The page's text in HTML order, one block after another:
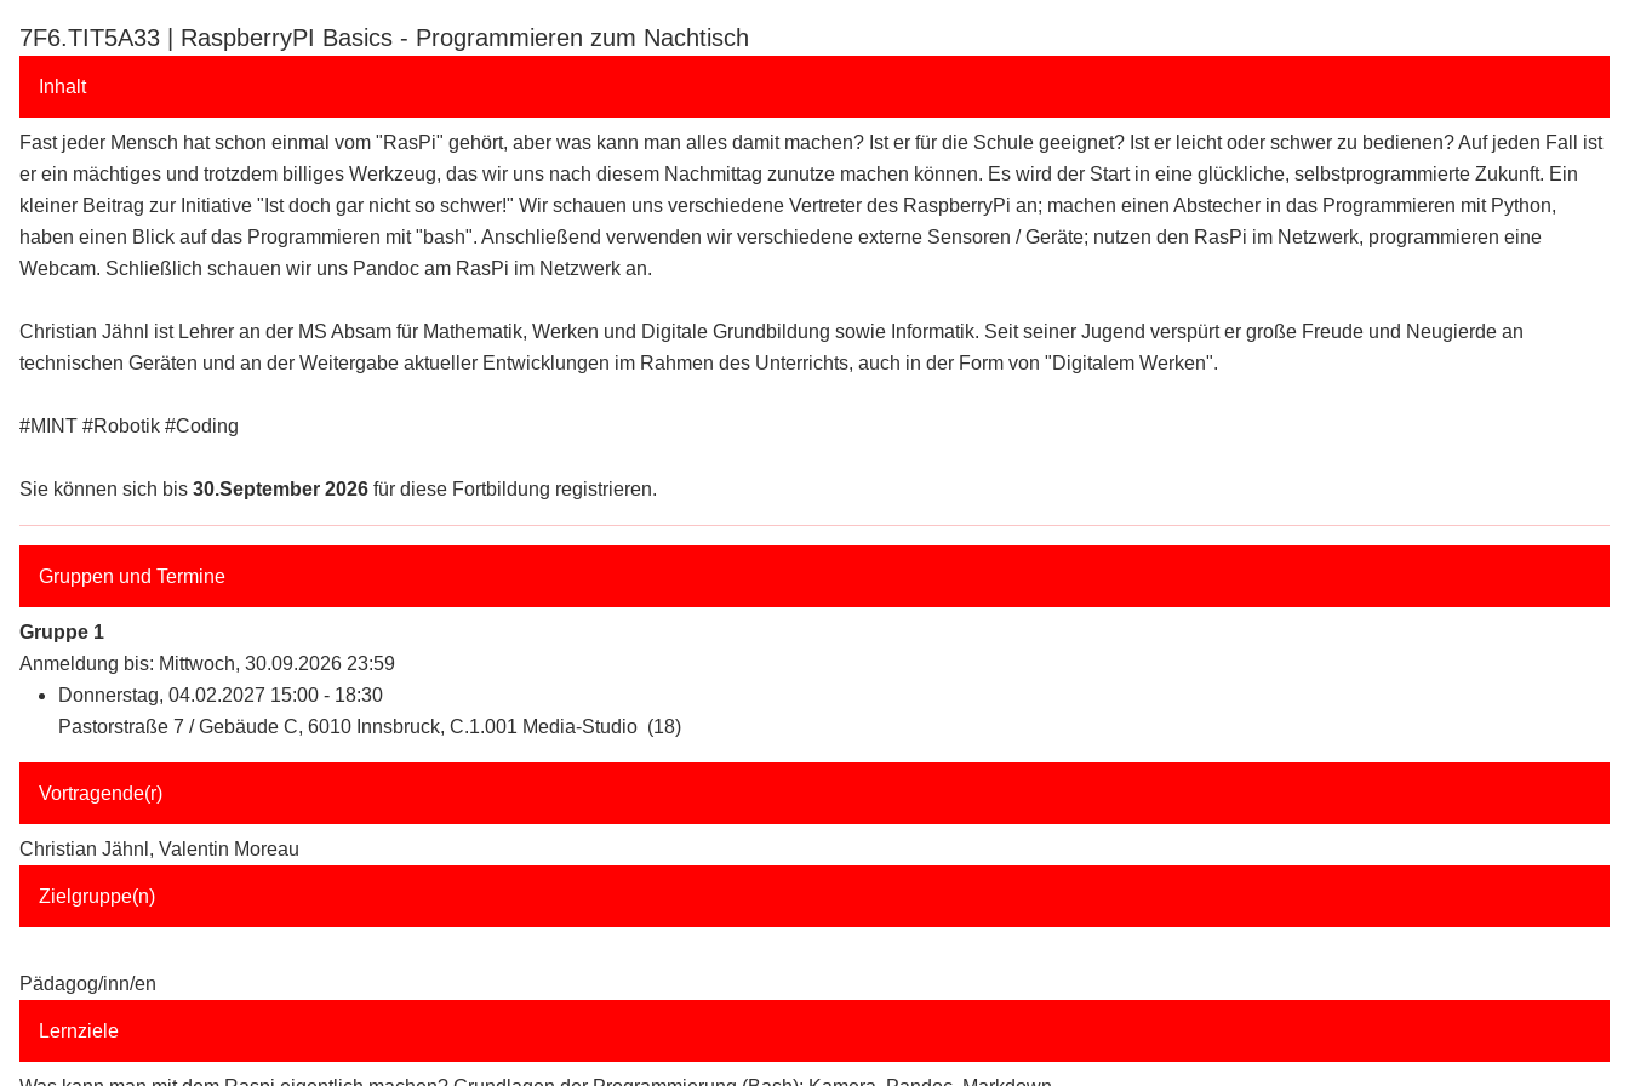
7F6.TIT5A33 | RaspberryPI Basics - Programmieren zum Nachtisch
Inhalt
Fast jeder Mensch hat schon einmal vom "RasPi" gehört, aber was kann man alles damit machen? Ist er für die Schule geeignet? Ist er leicht oder schwer zu bedienen? Auf jeden Fall ist
er ein mächtiges und trotzdem billiges Werkzeug, das wir uns nach diesem Nachmittag zunutze machen können. Es wird der Start in eine glückliche, selbstprogrammierte Zukunft. Ein
kleiner Beitrag zur Initiative "Ist doch gar nicht so schwer!" Wir schauen uns verschiedene Vertreter des RaspberryPi an; machen einen Abstecher in das Programmieren mit Python,
haben einen Blick auf das Programmieren mit "bash". Anschließend verwenden wir verschiedene externe Sensoren / Geräte; nutzen den RasPi im Netzwerk, programmieren eine
Webcam. Schließlich schauen wir uns Pandoc am RasPi im Netzwerk an.
Christian Jähnl ist Lehrer an der MS Absam für Mathematik, Werken und Digitale Grundbildung sowie Informatik. Seit seiner Jugend verspürt er große Freude und Neugierde an
technischen Geräten und an der Weitergabe aktueller Entwicklungen im Rahmen des Unterrichts, auch in der Form von "Digitalem Werken".
#MINT #Robotik #Coding
Sie können sich bis 30.September 2026 für diese Fortbildung registrieren.
Gruppen und Termine
Gruppe 1
Anmeldung bis: Mittwoch, 30.09.2026 23:59
Donnerstag, 04.02.2027 15:00 - 18:30
Pastorstraße 7 / Gebäude C, 6010 Innsbruck, C.1.001 Media-Studio (18)
Vortragende(r)
Christian Jähnl, Valentin Moreau
Zielgruppe(n)
Pädagog/inn/en
Lernziele